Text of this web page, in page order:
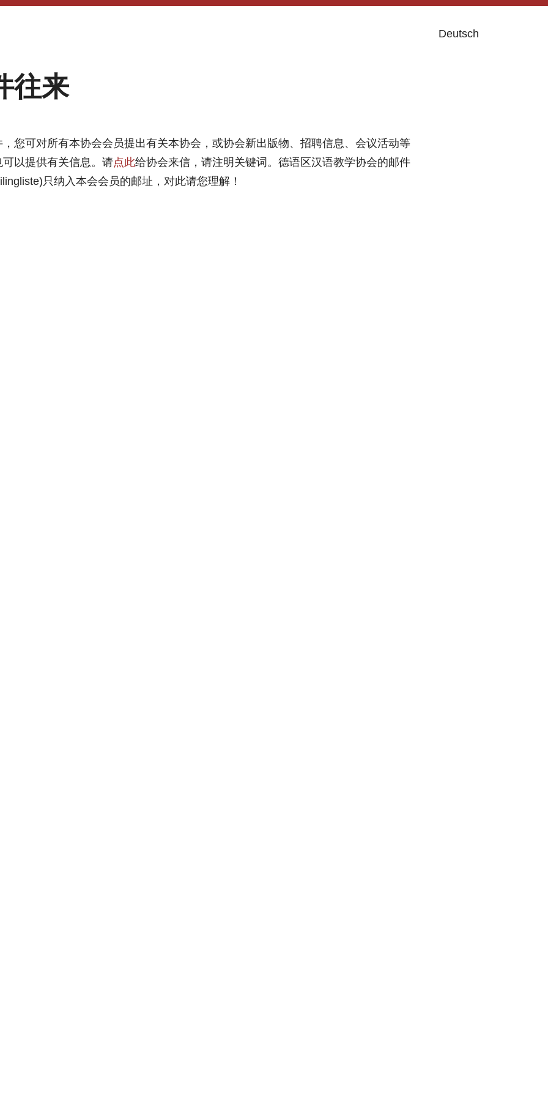
Deutsch
往来
，您可对所有本协会会员提出有关本协会，或协会新出版物、招聘信息、会议活动等
可以提供有关信息。请点此给协会来信，请注明关键词。德语区汉语教学协会的邮件
只纳入本会会员的邮址，对此请您理解！